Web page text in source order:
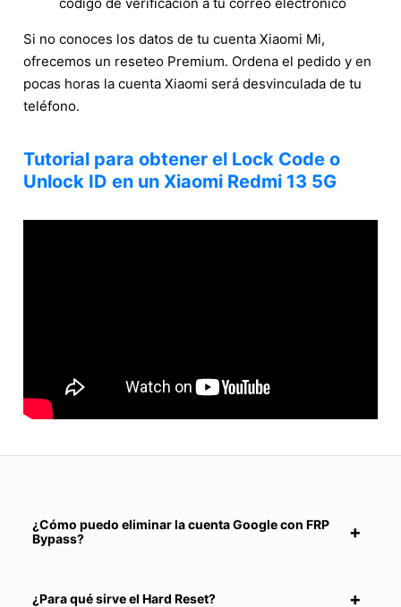
Si no conoces los datos de tu cuenta Xiaomi Mi,
ofrecemos un reseteo Premium. Ordena el pedido y en
pocas horas la cuenta Xiaomi será desvinculada de tu
teléfono.
Tutorial para obtener el Lock Code o
Unlock ID en un Xiaomi Redmi 13 5G
¿Cómo puedo eliminar la cuenta Google con FRP
Bypass?
¿Para qué sirve el Hard Reset?